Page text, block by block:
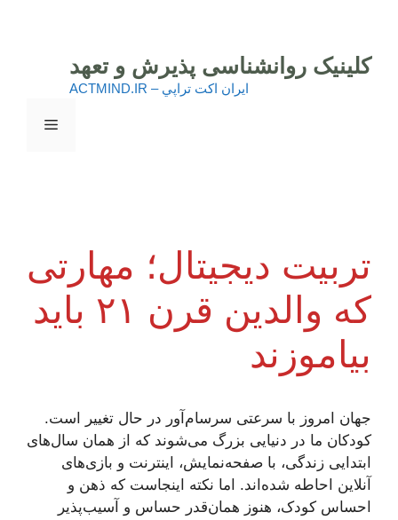
محتواکلینیک روانشناسی پذیرش و تعهد
ايران اكت تراپي – ACTMIND.IR
فهرست
تربیت دیجیتال؛ مهارتی
که والدین قرن ۲۱ باید
بیاموزند
جهان امروز با سرعتی سرسام‌آور در حال تغییر است.
کودکان ما در دنیایی بزرگ می‌شوند که از همان سال‌های
ابتدایی زندگی، با صفحه‌نمایش، اینترنت و بازی‌های
آنلاین احاطه شده‌اند. اما نکته اینجاست که ذهن و
احساس کودک، هنوز همان‌قدر حساس و آسیب‌پذیر